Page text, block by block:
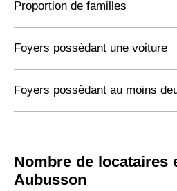
Proportion de familles
Foyers possèdant une voiture
Foyers possèdant au moins
Nombre de locataires
Aubusson